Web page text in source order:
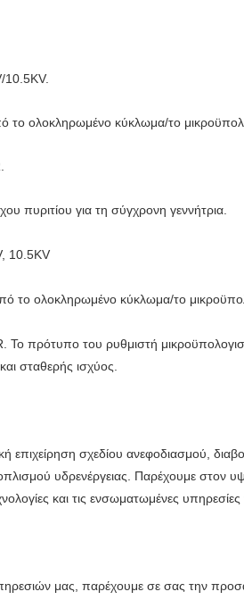
10.5KV.
το ολοκληρωμένο κύκλωμα/το
πυριτίου για τη σύγχρονη γεννήτρια.
10.5KV
το ολοκληρωμένο κύκλωμα/το
Το πρότυπο του ρυθμιστή
σταθερής ισχύος.
επιχείρηση σχεδίου ανεφοδιασμού,
υδρενέργειας. Παρέχουμε στον
και τις ενσωματωμένες
μας, παρέχουμε σε σας την